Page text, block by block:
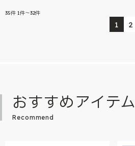
35件 1件～32件
1 2
おすすめアイテム
Recommend